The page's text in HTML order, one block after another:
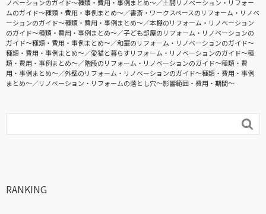
ノベーションのガイド〜種類・費用・事例まとめ〜
土間リノベーション・リフォー
ムのガイド〜種類・費用・事例まとめ〜
書斎・ワークスペースのリフォーム・リノベ
ーションのガイド〜種類・費用・事例まとめ〜
本棚のリフォーム・リノベーション
のガイド〜種類・費用・事例まとめ〜
子ども部屋のリフォーム・リノベーションの
ガイド〜種類・費用・事例まとめ〜
和室のリフォーム・リノベーションのガイド〜
種類・費用・事例まとめ〜
愛猫と暮らすリフォーム・リノベーションのガイド〜種
類・費用・事例まとめ〜
階段のリフォーム・リノベーションのガイド〜種類・費
用・事例まとめ〜
外壁のリフォーム・リノベーションのガイド〜種類・費用・事例
まとめ〜
リノベーション・リフォームの落とし穴～影響範囲・費用・期間～

RANKING